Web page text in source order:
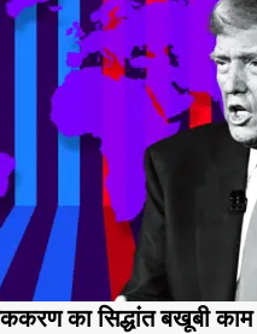
का सिद्धांत बखूबी